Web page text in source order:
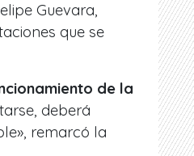
Guevara,
que se
de la
deberá
remarcó la